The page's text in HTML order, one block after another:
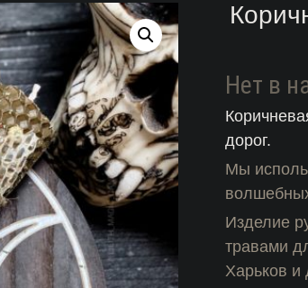
Нет в
дорог.
Мы
Изделие
травами
Харьков и